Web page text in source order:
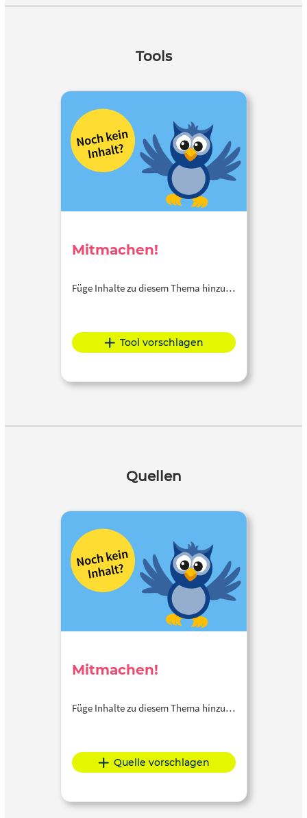
Tools
Mitmachen!
Füge Inhalte zu diesem Thema hinzu…
Tool vorschlagen
Quellen
Mitmachen!
Füge Inhalte zu diesem Thema hinzu…
Quelle vorschlagen